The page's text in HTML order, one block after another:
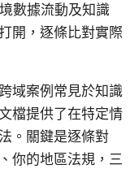
數據流動及知識
開，逐條比對實際
域案例常見於知識
檔提供了在特定情
。關鍵是逐條對
你的地區法規，三